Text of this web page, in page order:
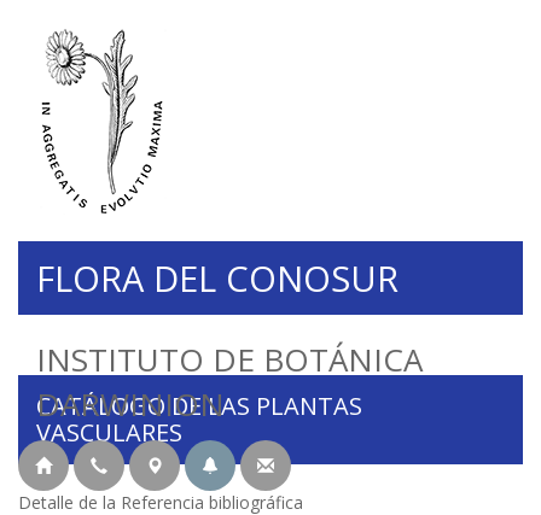
INSTITUTO DE BOTÁNICA
DARWINION
FLORA DEL CONOSUR
CATÁLOGO DE LAS PLANTAS
VASCULARES
Detalle de la Referencia bibliográfica